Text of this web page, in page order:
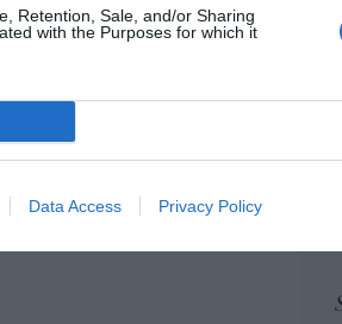
Retention, Sale, and/or Sharing
with the Purposes for which it
Data Access Privacy Policy
por